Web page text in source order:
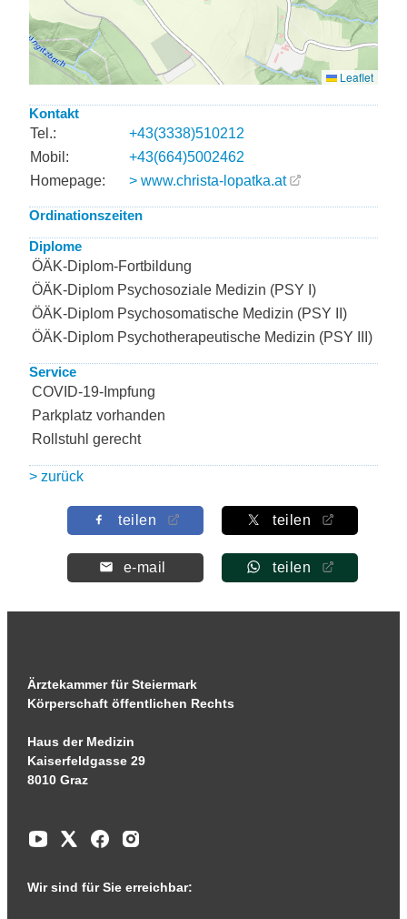
Kontakt
Tel.:
+43(3338)510212
Mobil:
+43(664)5002462
Homepage:
> www.christa-lopatka.at
Ordinationszeiten
Diplome
ÖÄK-Diplom-Fortbildung
ÖÄK-Diplom Psychosoziale Medizin (PSY I)
ÖÄK-Diplom Psychosomatische Medizin (PSY II)
ÖÄK-Diplom Psychotherapeutische Medizin (PSY III)
Service
COVID-19-Impfung
Parkplatz vorhanden
Rollstuhl gerecht
> zurück
teilen teilen
e-mail teilen
Ärztekammer für Steiermark
Körperschaft öffentlichen Rechts
Haus der Medizin
Kaiserfeldgasse 29
8010 Graz
Wir sind für Sie erreichbar: